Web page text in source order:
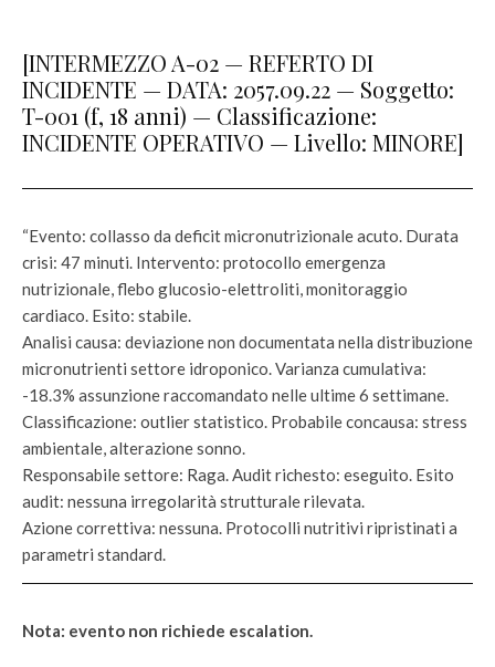
[INTERMEZZO A-02 — REFERTO DI
INCIDENTE — DATA: 2057.09.22 — Soggetto:
T-001 (f, 18 anni) — Classificazione:
INCIDENTE OPERATIVO — Livello: MINORE]
“Evento: collasso da deficit micronutrizionale acuto. Durata
crisi: 47 minuti. Intervento: protocollo emergenza
nutrizionale, flebo glucosio-elettroliti, monitoraggio
cardiaco. Esito: stabile.
Analisi causa: deviazione non documentata nella distribuzione
micronutrienti settore idroponico. Varianza cumulativa:
-18.3% assunzione raccomandato nelle ultime 6 settimane.
Classificazione: outlier statistico. Probabile concausa: stress
ambientale, alterazione sonno.
Responsabile settore: Raga. Audit richesto: eseguito. Esito
audit: nessuna irregolarità strutturale rilevata.
Azione correttiva: nessuna. Protocolli nutritivi ripristinati a
parametri standard.
Nota: evento non richiede escalation.